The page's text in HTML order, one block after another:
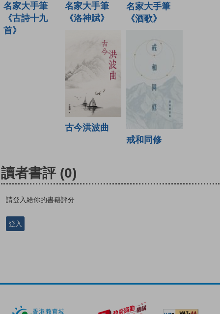
名家大手筆
《古詩十九
首》
名家大手筆
《洛神賦》
名家大手筆
《酒歌》
古今洪波曲
戒和同修
讀者書評 (0)
請登入給你的書籍評分
登入